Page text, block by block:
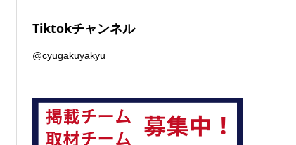
Tiktokチャンネル
@cyugakuyakyu